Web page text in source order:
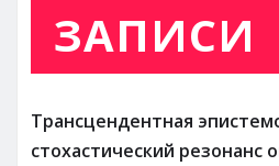
ЗАПИСИ
Трансцендентная
стохастический резонанс